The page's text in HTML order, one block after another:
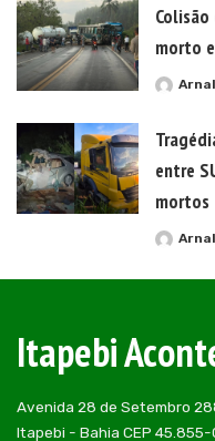
morto
Posted
entre
mortos
Posted
Itapebi
Avenida 28 de Setembro
Itapebi - Bahia CEP